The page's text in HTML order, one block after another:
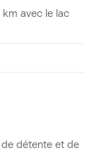
avec le lac
détente et de